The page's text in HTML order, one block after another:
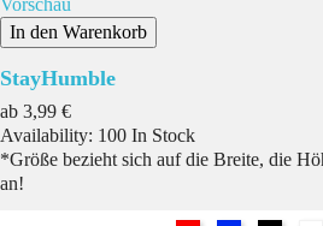
Vorschau
In den Warenkorb
StayHumble
ab Preis
3,99 €
Availability: 100 In Stock
*Größe bezieht sich auf die Breite, die
an!